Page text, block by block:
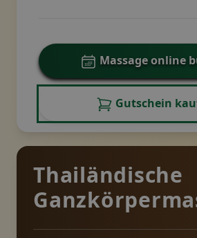
Massage online
Gutschein
Thailändische